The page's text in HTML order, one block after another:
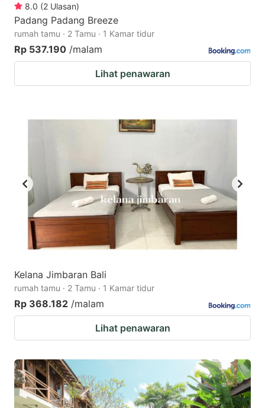
8.0 (2 Ulasan)
Padang Padang Breeze
rumah tamu · 2 Tamu · 1 Kamar tidur
Rp 537.190 /malam
Lihat penawaran
Kelana Jimbaran Bali
rumah tamu · 2 Tamu · 1 Kamar tidur
Rp 368.182 /malam
Lihat penawaran